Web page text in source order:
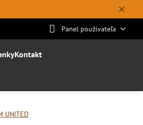
✕
Panel používateľa
Kontakt
UNITED